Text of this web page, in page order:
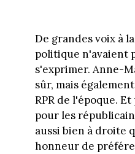
De grandes voix à
politique n'avaient
s'exprimer. Anne-
sûr, mais
RPR de l'époque.
pour les
aussi bien à droite
honneur de